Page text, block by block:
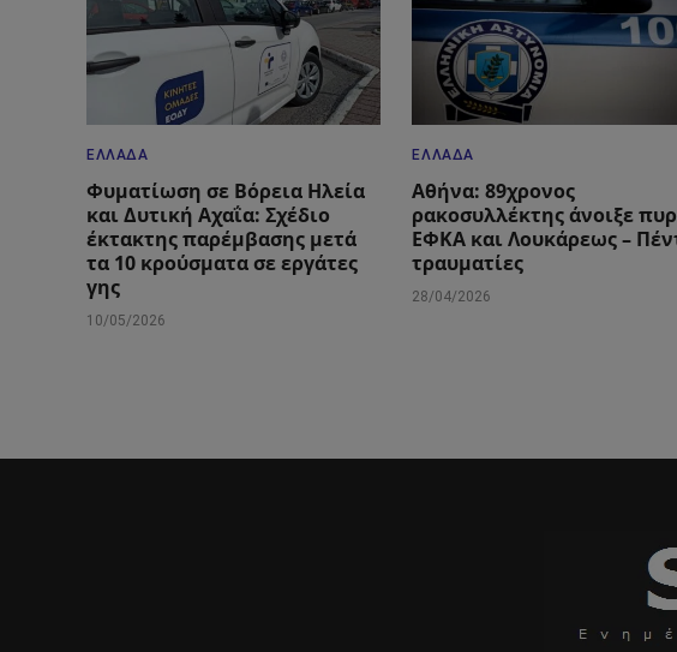
ΕΛΛΆΔΑ
Φυματίωση σε Βόρεια Ηλεία
και Δυτική Αχαΐα: Σχέδιο
έκτακτης παρέμβασης μετά
τα 10 κρούσματα σε εργάτες
γης
10/05/2026
ΕΛΛΆΔΑ
Αθήνα: 89χρονος
ρακοσυλλέκτης άνοιξε
ΕΦΚΑ και Λουκάρεως –
τραυματίες
28/04/2026